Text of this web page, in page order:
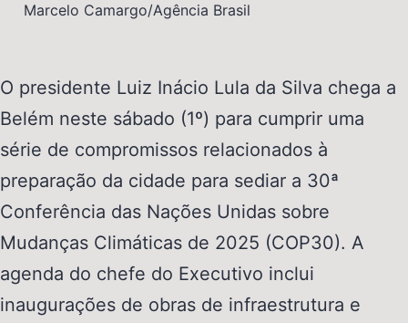
Marcelo Camargo/Agência Brasil
O presidente Luiz Inácio Lula da Silva chega a
Belém neste sábado (1º) para cumprir uma
série de compromissos relacionados à
preparação da cidade para sediar a 30ª
Conferência das Nações Unidas sobre
Mudanças Climáticas de 2025 (COP30). A
agenda do chefe do Executivo inclui
inaugurações de obras de infraestrutura e